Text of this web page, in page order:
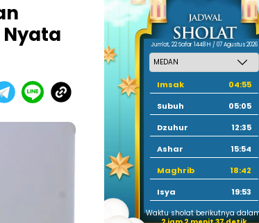
Nyata
Jum'at, 22 Safar 1448 H / 07 Agustus 2026
Imsak
04:55
Subuh
05:05
Dzuhur
12:35
Ashar
15:54
Maghrib
18:42
Isya
19:53
Waktu sholat berikutnya